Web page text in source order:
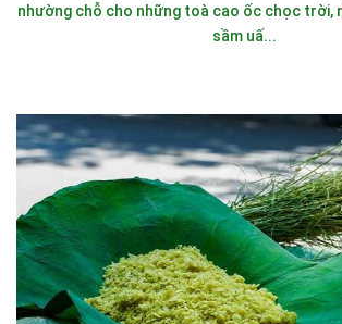
nhường chỗ cho những toà cao ốc chọc trời,
sầm uấ...